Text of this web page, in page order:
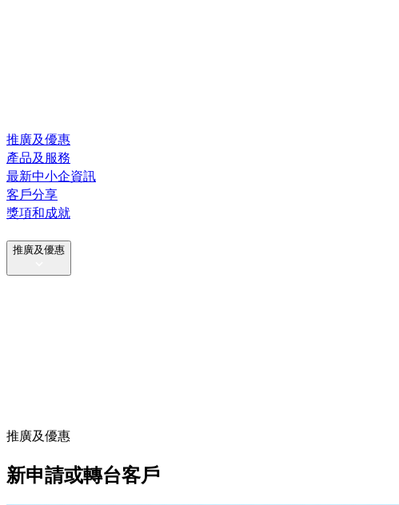
推廣及優惠
產品及服務
最新中小企資訊
客戶分享
獎項和成就
推廣及優惠
推廣及優惠
新申請或轉台客戶